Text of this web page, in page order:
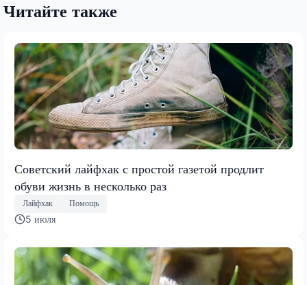
Читайте также
Советский лайфхак с простой газетой продлит
обуви жизнь в несколько раз
Лайфхак Помощь
5 июля